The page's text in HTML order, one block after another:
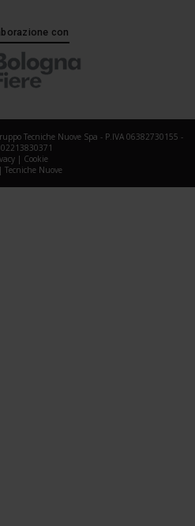
con
Tecniche Nuove Spa - P.IVA 06382730155 -
02213830371
| Cookie
Tecniche Nuove